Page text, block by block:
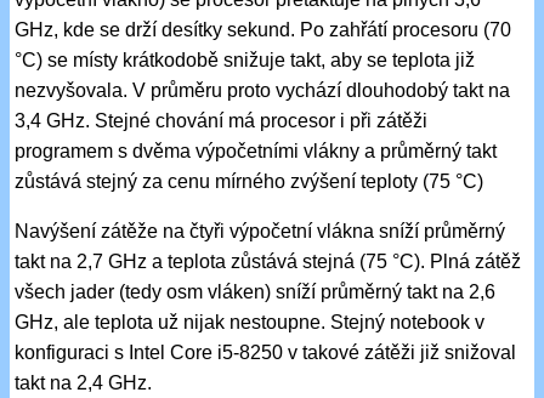
GHz, kde se drží desítky sekund. Po zahřátí procesoru (70
°C) se místy krátkodobě snižuje takt, aby se teplota již
nezvyšovala. V průměru proto vychází dlouhodobý takt na
3,4 GHz. Stejné chování má procesor i při zátěži
programem s dvěma výpočetními vlákny a průměrný takt
zůstává stejný za cenu mírného zvýšení teploty (75 °C)
Navýšení zátěže na čtyři výpočetní vlákna sníží průměrný
takt na 2,7 GHz a teplota zůstává stejná (75 °C). Plná zátěž
všech jader (tedy osm vláken) sníží průměrný takt na 2,6
GHz, ale teplota už nijak nestoupne. Stejný notebook v
konfiguraci s Intel Core i5-8250 v takové zátěži již snižoval
takt na 2,4 GHz.